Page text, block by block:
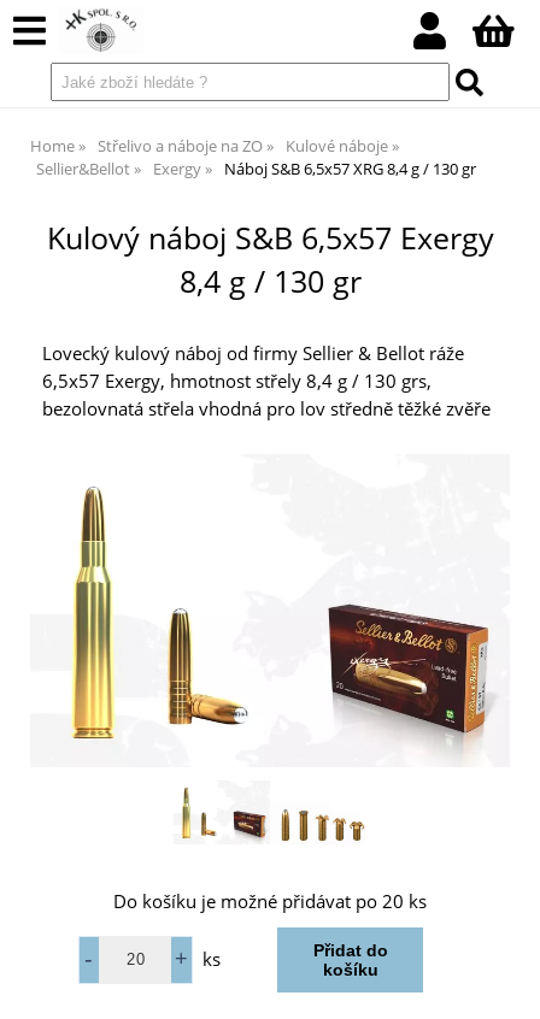
Home Střelivo a náboje na ZO
Kulové náboje
Sellier&Bellot
Exergy Náboj S&B 6,5x57 XRG 8,4 g / 130 gr
Kulový náboj S&B 6,5x57 Exergy
8,4 g / 130 gr
Lovecký kulový náboj od firmy Sellier & Bellot ráže
6,5x57 Exergy, hmotnost střely 8,4 g / 130 grs,
bezolovnatá střela vhodná pro lov středně těžké zvěře
Do košíku je možné přidávat po 20 ks
ks